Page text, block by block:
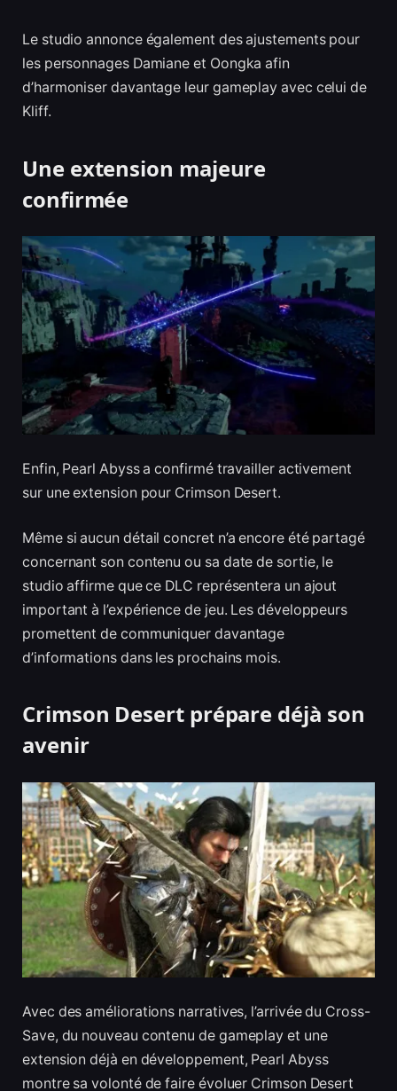
Le studio annonce également des ajustements pour
les personnages Damiane et Oongka afin
d’harmoniser davantage leur gameplay avec celui de
Kliff.
Une extension majeure
confirmée
Enfin, Pearl Abyss a confirmé travailler activement
sur une extension pour Crimson Desert.
Même si aucun détail concret n’a encore été partagé
concernant son contenu ou sa date de sortie, le
studio affirme que ce DLC représentera un ajout
important à l’expérience de jeu. Les développeurs
promettent de communiquer davantage
d’informations dans les prochains mois.
Crimson Desert prépare déjà son
avenir
Avec des améliorations narratives, l’arrivée du Cross-
Save, du nouveau contenu de gameplay et une
extension déjà en développement, Pearl Abyss
montre sa volonté de faire évoluer Crimson Desert